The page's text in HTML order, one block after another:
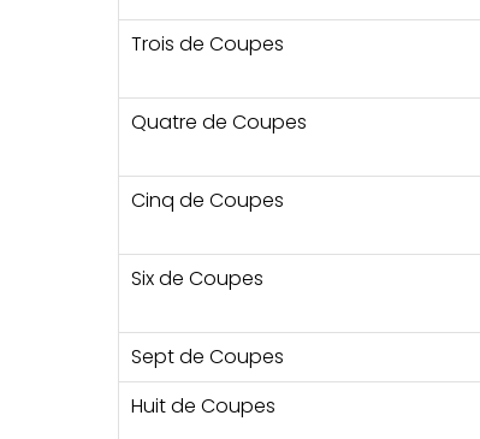
Trois de Coupes
Quatre de Coupes
Cinq de Coupes
Six de Coupes
Sept de Coupes
Huit de Coupes